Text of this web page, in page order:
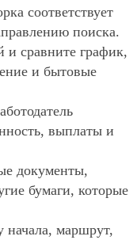
соответствует
поиска.
и сравните график,
и бытовые
выплаты и
документы,
бумаги, которые
начала, маршрут,